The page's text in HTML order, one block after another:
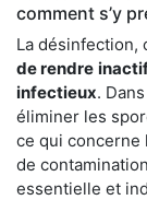
comment s’y
La désinfection,
de rendre
infectieux.
éliminer les
ce qui concerne
de
essentielle et